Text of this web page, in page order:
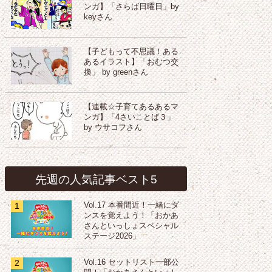
ンガ】「さらば日曜日」by
keyさん
【子どもって不思議！ある
あるイラスト】「おむつ交
換」 by greenさん
【連載☆子育てあるあるマ
ンガ】「4さいことば３」
by ウサコフさん
先週の人気記事ベスト5
1
Vol.17 本番間近！一緒にダ
ンスを覚えよう！「おかあ
さんといっしょスペシャル
ステージ2026」
2
Vol.16 セットリスト一部公